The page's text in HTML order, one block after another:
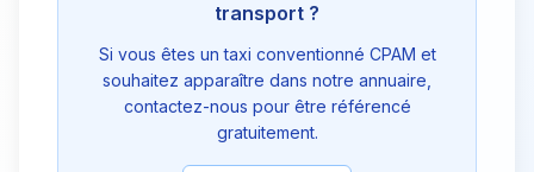
transport ?
Si vous êtes un taxi conventionné CPAM et
souhaitez apparaître dans notre annuaire,
contactez-nous pour être référencé
gratuitement.